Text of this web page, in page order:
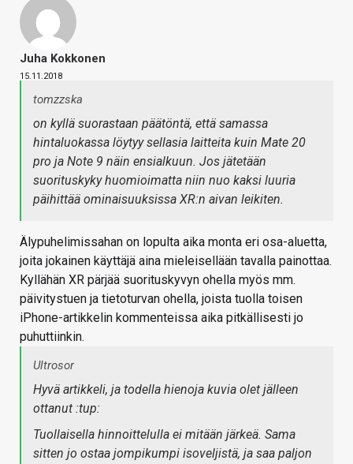
Juha Kokkonen
15.11.2018
tomzzska
on kyllä suorastaan päätöntä, että samassa
hintaluokassa löytyy sellasia laitteita kuin Mate 20
pro ja Note 9 näin ensialkuun. Jos jätetään
suorituskyky huomioimatta niin nuo kaksi luuria
päihittää ominaisuuksissa XR:n aivan leikiten.
Älypuhelimissahan on lopulta aika monta eri osa-aluetta,
joita jokainen käyttäjä aina mieleisellään tavalla painottaa.
Kyllähän XR pärjää suorituskyvyn ohella myös mm.
päivitystuen ja tietoturvan ohella, joista tuolla toisen
iPhone-artikkelin kommenteissa aika pitkällisesti jo
puhuttiinkin.
Ultrosor
Hyvä artikkeli, ja todella hienoja kuvia olet jälleen
ottanut :tup:
Tuollaisella hinnoittelulla ei mitään järkeä. Sama
sitten jo ostaa jompikumpi isoveljistä, ja saa paljon